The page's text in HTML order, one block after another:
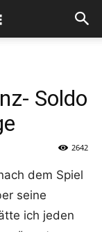
Soldo
2642
dem Spiel
seine
ich jeden